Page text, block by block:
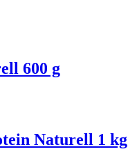
600 g
Naturell 1 kg